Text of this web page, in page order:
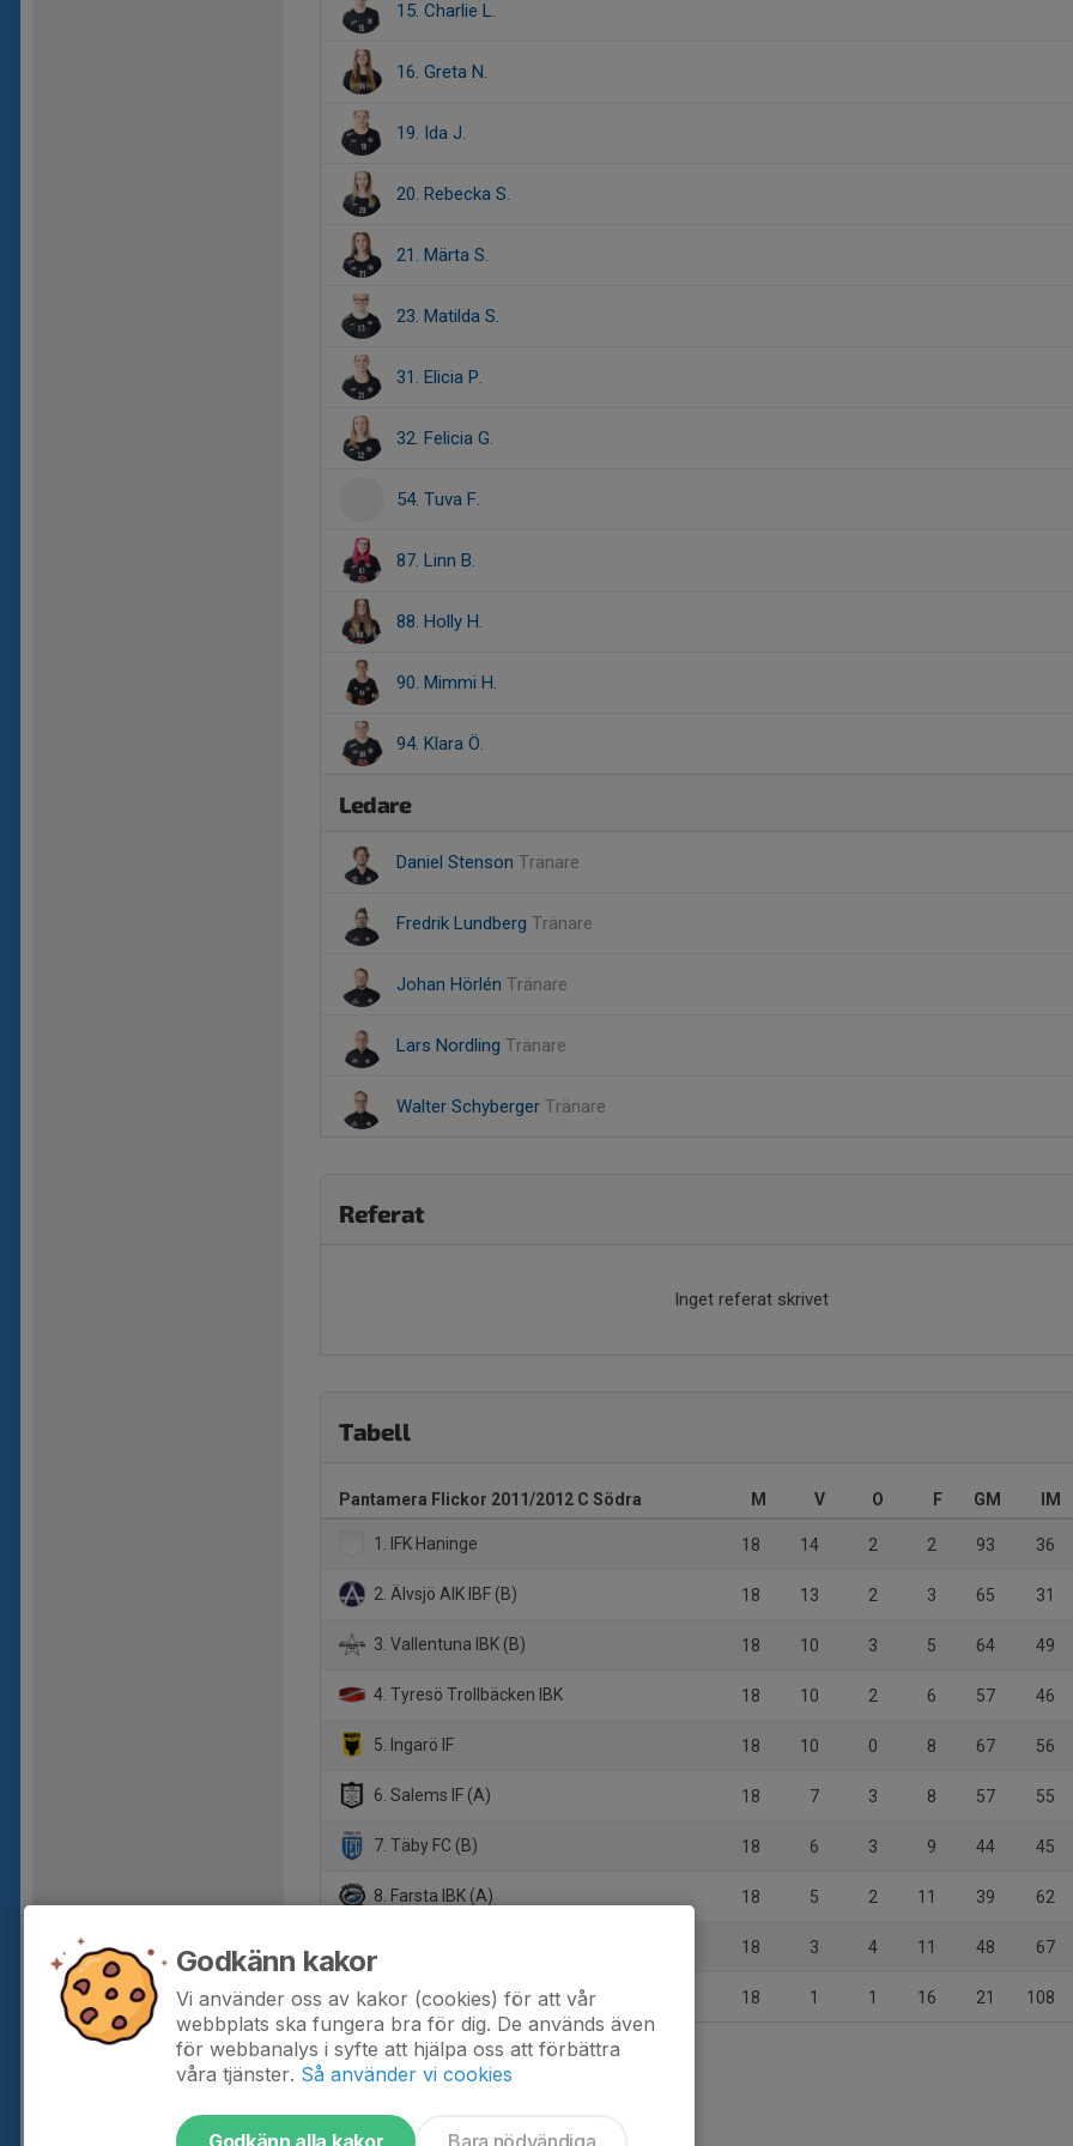
15. Charlie L.
16. Greta N.
19. Ida J.
20. Rebecka S.
21. Märta S.
23. Matilda S.
31. Elicia P.
32. Felicia G.
54. Tuva F.
87. Linn B.
88. Holly H.
90. Mimmi H.
94. Klara Ö.
Ledare
Daniel Stenson Tränare
Fredrik Lundberg Tränare
Johan Hörlén Tränare
Lars Nordling Tränare
Walter Schyberger Tränare
Referat
Inget referat skrivet
Tabell
Pantamera Flickor 2011/2012 C Södra M V O F GM IM
1. IFK Haninge 18 14 2 2 93 36
2. Älvsjö AIK IBF (B) 18 13 2 3 65 31
3. Vallentuna IBK (B) 18 10 3 5 64 49
4. Tyresö Trollbäcken IBK 18 10 2 6 57 46
5. Ingarö IF 18 10 0 8 67 56
6. Salems IF (A) 18 7 3 8 57 55
7. Täby FC (B) 18 6 3 9 44 45
8. Farsta IBK (A) 18 5 2 11 39 62
18 3 4 11 48 67
10. IBF Offensiv Lidingö/Djurgårdens IF IBS 18 1 1 16 21 108
Godkänn kakor
Vi använder oss av kakor (cookies) för att vår
webbplats ska fungera bra för dig. De används även
för webbanalys i syfte att hjälpa oss att förbättra
våra tjänster. Så använder vi cookies
Godkänn alla kakor Bara nödvändiga